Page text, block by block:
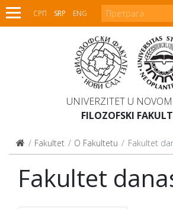
СРП SRP ENG
UNIVERZITET U
FILOZOFSKI
Fakultet O Fakultetu Fakultet
Fakultet